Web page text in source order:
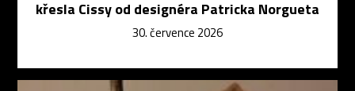
křesla Cissy od designéra Patricka Norgueta
30. července 2026